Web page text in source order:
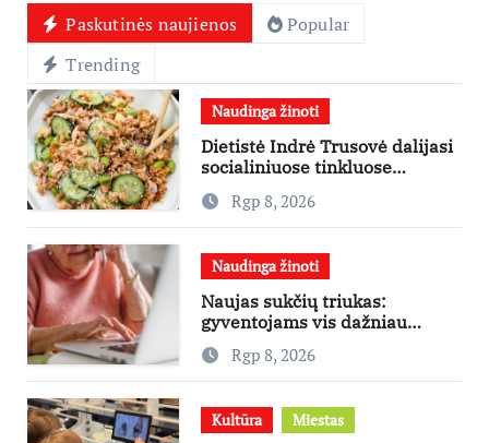
Paskutinės naujienos
Popular
Trending
Naudinga žinoti
Dietistė Indrė Trusovė dalijasi
socialiniuose tinkluose
išpopuliarėjusiu lašišos salotų
receptuRgp 8, 2026
Naudinga žinoti
Naujas sukčių triukas:
gyventojams vis dažniau
skambina per „Viber“
Rgp 8, 2026
Kultūra Miestas